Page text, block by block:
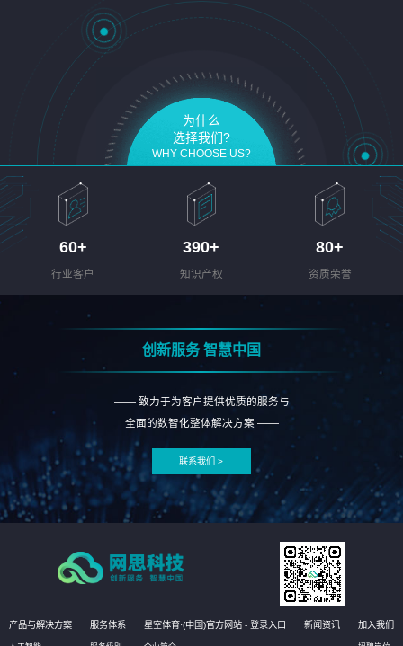
为什么
选择我们?
WHY CHOOSE US?
60+
行业客户
390+
知识产权
80+
资质荣誉
创新服务 智慧中国
—— 致力于为客户提供优质的服务与
全面的数智化整体解决方案 ——
联系我们 >
产品与解决方案 服务体系 星空体育·(中国)官方网站 - 登录入口 新闻资讯 加入我们